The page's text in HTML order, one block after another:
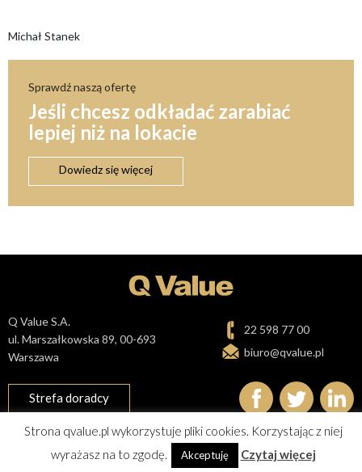
Michał Stanek
Sprawdź naszą ofertę
Jeśli chcesz odkładać zarabiać
lepiej niż na lokacie
Dowiedz się więcej
Q Value S.A.
ul. Marszałkowska 89, 00-693
Warszawa
22 598 77 00
biuro@qvalue.pl
Strefa doradcy
Polityka prywatności i cookies Mapa Strony
Strona qvalue.pl wykorzystuje pliki cookies. Korzystając z niej
wyrażasz na to zgodę.
Akceptuję Czytaj więcej